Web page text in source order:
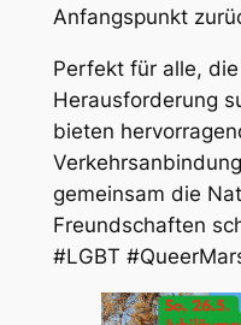
Anfangspunkt
Perfekt für alle,
Herausforderung
bieten
gemeinsam die
Freundschaften
#LGBT